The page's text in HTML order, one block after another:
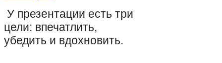
У презентации есть три
цели: впечатлить,
убедить и вдохновить.